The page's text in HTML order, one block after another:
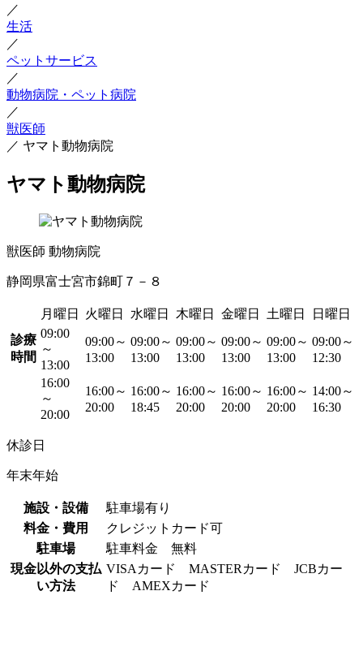
／
生活
／
ペットサービス
／
動物病院・ペット病院
／
獣医師
／ ヤマト動物病院
ヤマト動物病院
獣医師 動物病院
静岡県富士宮市錦町７－８
月曜日 火曜日 水曜日 木曜日 金曜日 土曜日
日曜日
診療
時間
09:00
～
13:00
09:00～
13:00
09:00～
13:00
09:00～
13:00
09:00～
13:00
09:00～
13:00
09:00～
12:30
16:00
～
20:00
16:00～
20:00
16:00～
18:45
16:00～
20:00
16:00～
20:00
16:00～
20:00
14:00～
16:30
休診日
年末年始
施設・設備
駐車場有り
料金・費用
クレジットカード可
駐車場
駐車料金 無料
現金以外の支払
い方法
VISAカード MASTERカード JCBカー
ド AMEXカード